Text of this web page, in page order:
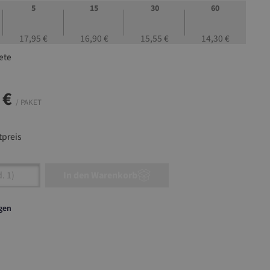
5
17,95 €
15
16,90 €
30
15,55 €
60
14,30 €
/ PAKET
Gib den gewünschten Wert ein oder